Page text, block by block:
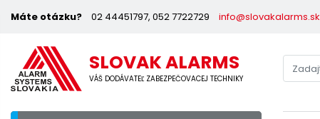
Máte otázku? 02 44451797, 052 7722729 info@slovakalarms.sk
SLOVAK ALARMS
VÁŠ DODÁVATEĽ ZABEZPEČOVACEJ TECHNIKY